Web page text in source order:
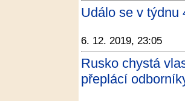
Událo se v týdnu
6. 12. 2019, 23:05
Rusko chystá
přeplácí